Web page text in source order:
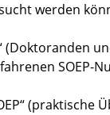
werden
(Doktoranden
SOEP-
(praktische